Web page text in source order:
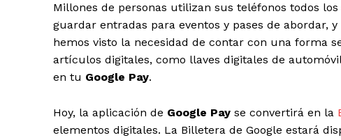
Millones de personas utilizan sus teléfonos todos
guardar entradas para eventos y pases de abordar,
hemos visto la necesidad de contar con una forma
artículos digitales, como llaves digitales de
en tu Google Pay.
Hoy, la aplicación de Google Pay se convertirá en la
elementos digitales. La Billetera de Google estará